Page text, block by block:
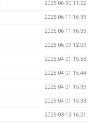
2025-06-30 11:22
2025-06-11 16:39
2025-06-11 16:33
2025-06-09 12:09
2025-04-01 15:53
2025-04-01 15:44
2025-04-01 15:39
2025-04-01 15:33
2025-03-13 16:21